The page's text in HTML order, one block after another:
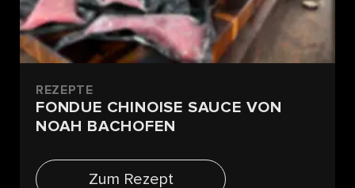
REZEPTE
FONDUE CHINOISE SAUCE VON
NOAH BACHOFEN
Zum Rezept